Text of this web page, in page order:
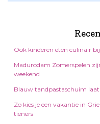
Ook kinderen eten culinair
Madurodam Zomerspelen
weekend
Blauw tandpastaschuim
Zo kies je een vakantie in
tieners